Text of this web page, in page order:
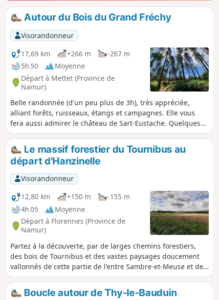
Autour du Bois du Grand Fréchy
Visorandonneur
17,69 km
+266 m
-267 m
5h 50
Moyenne
Départ à Mettet (Province de
Namur)
Belle randonnée (d'un peu plus de 3h), très appréciée,
alliant forêts, ruisseaux, étangs et campagnes. Elle vous
fera aussi admirer le château de Sart-Eustache. Quelques
courts passages sur macadam mais nécessaires pour
rejoindre d'autres beaux tronçons où la forêt est dominante.
Dates de chasse plus bas
Le massif forestier du Tournibus au
départ d'Hanzinelle
Visorandonneur
12,80 km
+150 m
-155 m
4h 05
Moyenne
Départ à Florennes (Province de
Namur)
Partez à la découverte, par de larges chemins forestiers,
des bois de Tournibus et des vastes paysages doucement
vallonnés de cette partie de l'entre Sambre-et-Meuse et de
son histoire, parfois tragique avec la bataille de Wagnée le
24 août 1914. C'est au château d'Hanzinelle que furent
signé en 1978 les "Accords d'Hanzinelle " qui restructurent
Boucle autour de Thy-le-Bauduin